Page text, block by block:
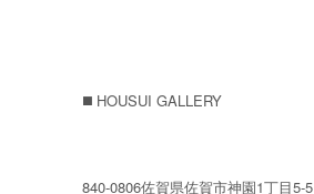
◼️ HOUSUI GALLERY
840-0806佐賀県佐賀市神園1丁目5-5